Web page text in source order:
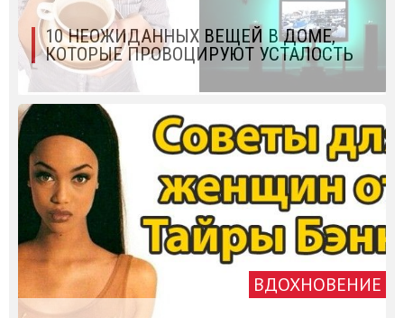
10 НЕОЖИДАННЫХ ВЕЩЕЙ В ДОМЕ,
КОТОРЫЕ ПРОВОЦИРУЮТ УСТАЛОСТЬ
ВДОХНОВЕНИЕ